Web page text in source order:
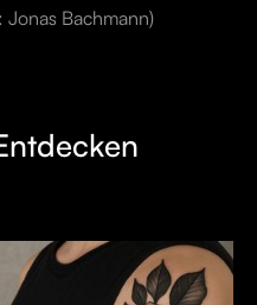
Jonas Bachmann)